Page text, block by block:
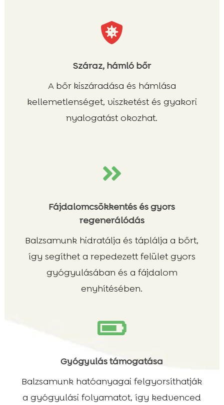

Száraz, hámló bőr
A bőr kiszáradása és hámlása
kellemetlenséget, viszketést és gyakori
nyalogatást okozhat.

Fájdalomcsökkentés és gyors
regenerálódás
Balzsamunk hidratálja és táplálja a bőrt,
így segíthet a repedezett felület gyors
gyógyulásában és a fájdalom
enyhítésében.

Gyógyulás támogatása
Balzsamunk hatóanyagai felgyorsíthatják
a gyógyulási folyamatot, így kedvenced